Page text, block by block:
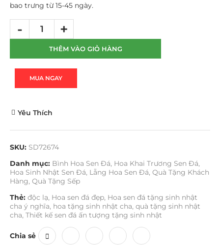
bao trưng từ 15-45 ngày.
THÊM VÀO GIỎ HÀNG
MUA NGAY
Yêu Thích
SKU: SD72674
Danh mục: Bình Hoa Sen Đá, Hoa Khai Trương Sen Đá,
Hoa Sinh Nhật Sen Đá, Lẵng Hoa Sen Đá, Quà Tặng Khách
Hàng, Quà Tặng Sếp
Thẻ: độc lạ, Hoa sen đá đẹp, Hoa sen đá tặng sinh nhật
cha ý nghĩa, hoa tặng sinh nhật cha, quà tặng sinh nhật
cha, Thiết kế sen đá ấn tượng tặng sinh nhật
Chia sẻ